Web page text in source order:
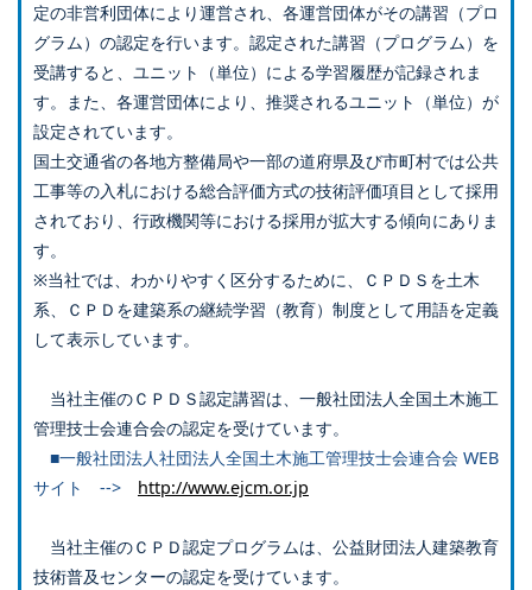
定の非営利団体により運営され、各運営団体がその講習（プロ
グラム）の認定を行います。認定された講習（プログラム）を
受講すると、ユニット（単位）による学習履歴が記録されま
す。また、各運営団体により、推奨されるユニット（単位）が
設定されています。
国土交通省の各地方整備局や一部の道府県及び市町村では公共
工事等の入札における総合評価方式の技術評価項目として採用
されており、行政機関等における採用が拡大する傾向にありま
す。
※当社では、わかりやすく区分するために、ＣＰＤＳを土木
系、ＣＰＤを建築系の継続学習（教育）制度として用語を定義
して表示しています。
当社主催のＣＰＤＳ認定講習は、一般社団法人全国土木施工
管理技士会連合会の認定を受けています。
■一般社団法人社団法人全国土木施工管理技士会連合会 WEB
サイト --> http://www.ejcm.or.jp
当社主催のＣＰＤ認定プログラムは、公益財団法人建築教育
技術普及センターの認定を受けています。